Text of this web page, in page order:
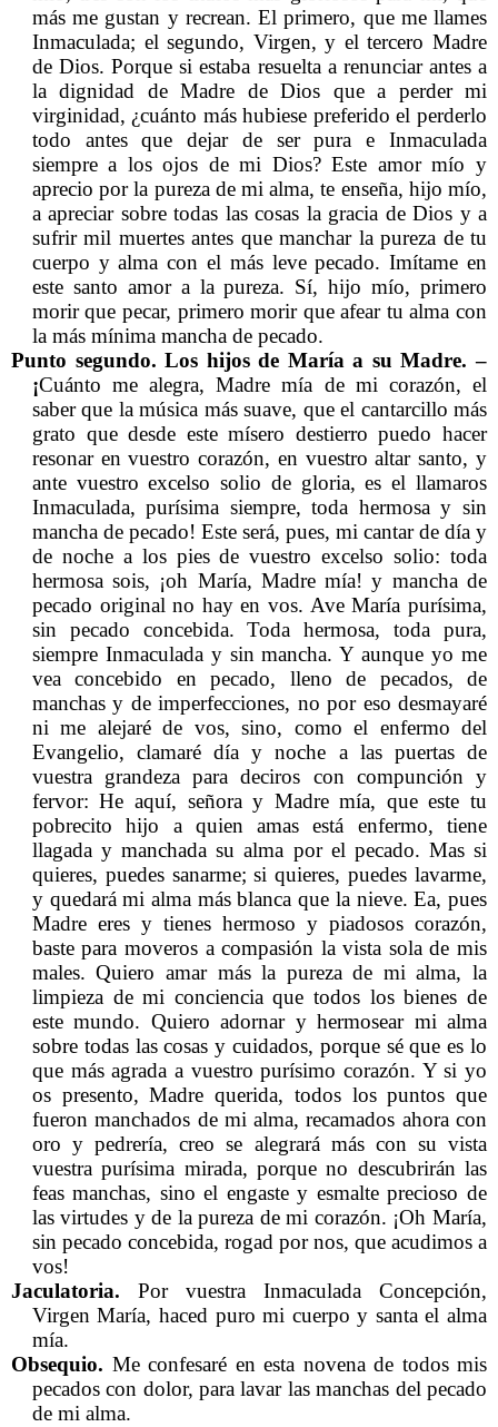
más me gustan y recrean. El primero, que me llames
Inmaculada; el segundo, Virgen, y el tercero Madre
de Dios. Porque si estaba resuelta a renunciar antes a
la dignidad de Madre de Dios que a perder mi
virginidad, ¿cuánto más hubiese preferido el perderlo
todo antes que dejar de ser pura e Inmaculada
siempre a los ojos de mi Dios? Este amor mío y
aprecio por la pureza de mi alma, te enseña, hijo mío,
a apreciar sobre todas las cosas la gracia de Dios y a
sufrir mil muertes antes que manchar la pureza de tu
cuerpo y alma con el más leve pecado. Imítame en
este santo amor a la pureza. Sí, hijo mío, primero
morir que pecar, primero morir que afear tu alma con
la más mínima mancha de pecado.
Punto segundo. Los hijos de María a su Madre. –
¡Cuánto me alegra, Madre mía de mi corazón, el
saber que la música más suave, que el cantarcillo más
grato que desde este mísero destierro puedo hacer
resonar en vuestro corazón, en vuestro altar santo, y
ante vuestro excelso solio de gloria, es el llamaros
Inmaculada, purísima siempre, toda hermosa y sin
mancha de pecado! Este será, pues, mi cantar de día y
de noche a los pies de vuestro excelso solio: toda
hermosa sois, ¡oh María, Madre mía! y mancha de
pecado original no hay en vos. Ave María purísima,
sin pecado concebida. Toda hermosa, toda pura,
siempre Inmaculada y sin mancha. Y aunque yo me
vea concebido en pecado, lleno de pecados, de
manchas y de imperfecciones, no por eso desmayaré
ni me alejaré de vos, sino, como el enfermo del
Evangelio, clamaré día y noche a las puertas de
vuestra grandeza para deciros con compunción y
fervor: He aquí, señora y Madre mía, que este tu
pobrecito hijo a quien amas está enfermo, tiene
llagada y manchada su alma por el pecado. Mas si
quieres, puedes sanarme; si quieres, puedes lavarme,
y quedará mi alma más blanca que la nieve. Ea, pues
Madre eres y tienes hermoso y piadosos corazón,
baste para moveros a compasión la vista sola de mis
males. Quiero amar más la pureza de mi alma, la
limpieza de mi conciencia que todos los bienes de
este mundo. Quiero adornar y hermosear mi alma
sobre todas las cosas y cuidados, porque sé que es lo
que más agrada a vuestro purísimo corazón. Y si yo
os presento, Madre querida, todos los puntos que
fueron manchados de mi alma, recamados ahora con
oro y pedrería, creo se alegrará más con su vista
vuestra purísima mirada, porque no descubrirán las
feas manchas, sino el engaste y esmalte precioso de
las virtudes y de la pureza de mi corazón. ¡Oh María,
sin pecado concebida, rogad por nos, que acudimos a
vos!
Jaculatoria. Por vuestra Inmaculada Concepción,
Virgen María, haced puro mi cuerpo y santa el alma
mía.
Obsequio. Me confesaré en esta novena de todos mis
pecados con dolor, para lavar las manchas del pecado
de mi alma.